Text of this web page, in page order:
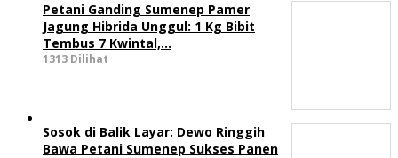
Petani Ganding Sumenep Pamer
Jagung Hibrida Unggul: 1 Kg Bibit
Tembus 7 Kwintal,…
1313 Dilihat
Sosok di Balik Layar: Dewo Ringgih
Bawa Petani Sumenep Sukses Panen